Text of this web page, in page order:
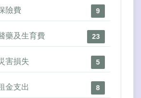
險費 9
藥及生育費 23
害損失 5
金支出 8